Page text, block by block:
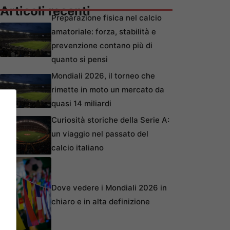
Articoli recentiPreparazione fisica nel calcio
amatoriale: forza, stabilità e
prevenzione contano più di
quanto si pensi
Mondiali 2026, il torneo che
rimette in moto un mercato da
quasi 14 miliardi
Curiosità storiche della Serie A:
un viaggio nel passato del
calcio italiano
Dove vedere i Mondiali 2026 in
chiaro e in alta definizione